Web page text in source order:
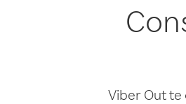
Viber Out